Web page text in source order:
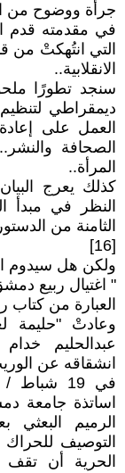
جرأة ووضوح من
في مقدمته قدم
التي انتُهكتْ من
الانقلابية..
سنجد تطورًا
ديمقراطي
العمل على
الصحافة
المرأة..
كذلك يعرج
النظر في مبدأ
الثامنة من
[16]
ولكن هل سيدوم
" اغتيال ربيع
العبارة من
وعادتْ "حليمة
عبدالحليم
انشقاقه عن
اساتذة جامعة
الرميم البعثي
التوصيف
الحرية أن